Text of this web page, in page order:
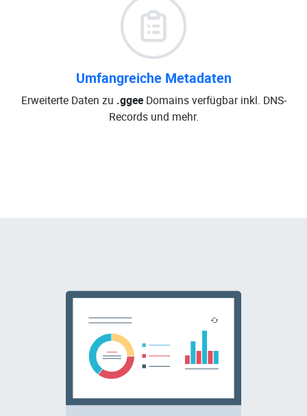
Umfangreiche Metadaten
Erweiterte Daten zu .ggeeDomains verfügbar inkl. DNS-
Records und mehr.